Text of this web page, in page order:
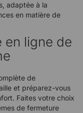
adaptée à la
en matière de
en ligne de
de
et préparez-vous
Faites votre choix
de fermeture